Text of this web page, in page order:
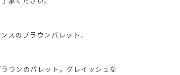
スのブラウンパレット。
ウンのパレット。グレイッシュな